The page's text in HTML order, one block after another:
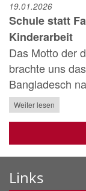
19.01.2026
Schule statt
Kinderarbeit
Das Motto der
brachte uns
Bangladesch
Weiter lesen
Links